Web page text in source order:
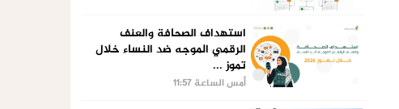
استهداف الصحافة والعنف
الرقمي الموجه ضد النساء خلال
تموز ...
أمس الساعة 11:57